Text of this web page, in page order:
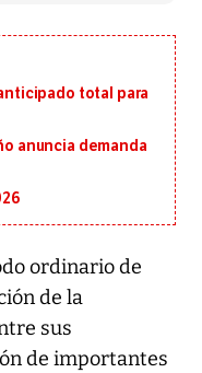
total para
anuncia demanda
ordinario de
de la
sus
de importantes